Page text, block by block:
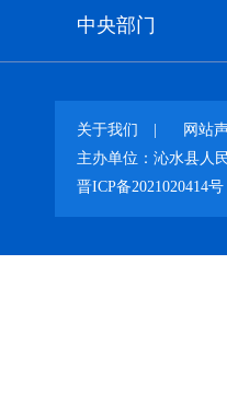
中央部门
关于我们 网站
主办单位：沁水县人
晋ICP备2021020414号